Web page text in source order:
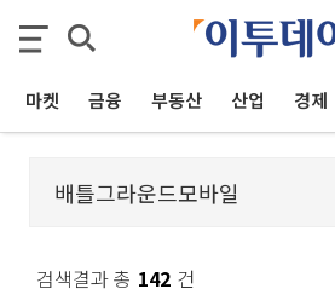
마켓 금융 부동산 산업 경제
검색결과 총 142 건